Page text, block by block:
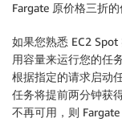
Fargate 原价格三折
如果您熟悉 EC2
用容量来运行您的任
根据指定的请求启动
任务将提前两分钟获
不再可用，则